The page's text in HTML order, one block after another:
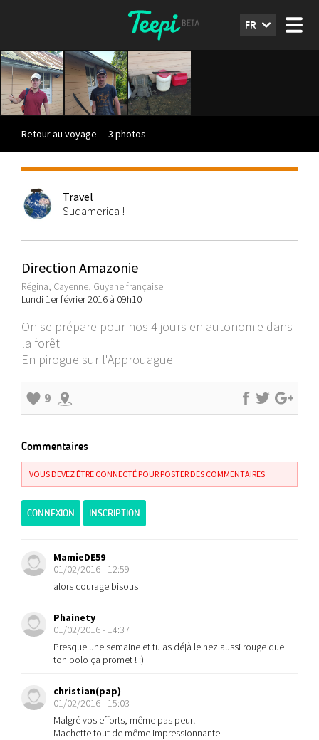
FR
Retour au voyage - 3 photos
Travel
Sudamerica !
Direction Amazonie
Régina, Cayenne, Guyane française
Lundi 1er février 2016 à 09h10
On se prépare pour nos 4 jours en autonomie dans
la forêt
En pirogue sur l'Approuague
9
Commentaires
VOUS DEVEZ ÊTRE CONNECTÉ POUR POSTER DES COMMENTAIRES
CONNEXION INSCRIPTION
MamieDE59
01/02/2016 - 12:59
alors courage bisous
Phainety
01/02/2016 - 14:37
Presque une semaine et tu as déjà le nez aussi rouge que
ton polo ça promet ! :)
christian(pap)
01/02/2016 - 15:03
Malgré vos efforts, même pas peur!
Machette tout de même impressionnante.